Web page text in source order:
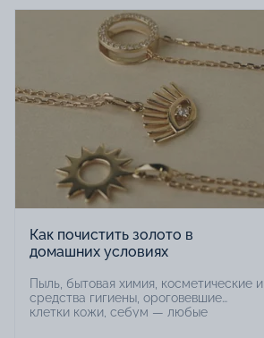
Как почистить золото в
домашних условиях
Пыль, бытовая химия, косметические и
средства гигиены, ороговевшие
клетки кожи, себум — любые